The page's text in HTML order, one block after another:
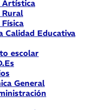
Artística
Rural
Calidad Educativa
escolar
General